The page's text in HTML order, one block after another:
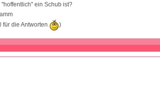
ein Schub ist?
für die Antworten
)